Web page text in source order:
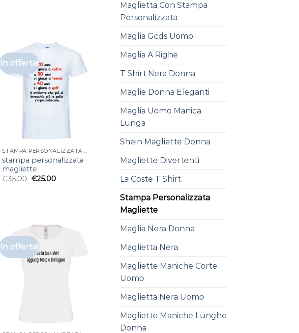
Maglietta Con Stampa
Personalizzata
Maglia Gcds Uomo
Maglia A Righe
T Shirt Nera Donna
Maglie Donna Eleganti
Maglia Uomo Manica
Lunga
Shein Magliette Donna
Magliette Divertenti
La Coste T Shirt
Stampa Personalizzata
Magliette
Maglia Nera Donna
Maglietta Nera
Magliette Maniche Corte
Uomo
Maglietta Nera Uomo
Magliette Maniche Lunghe
Donna
In offerta!
STAMPA PERSONALIZZATA MAGLIETTE
stampa personalizzata
magliette
€35.00 €25.00
In offerta!